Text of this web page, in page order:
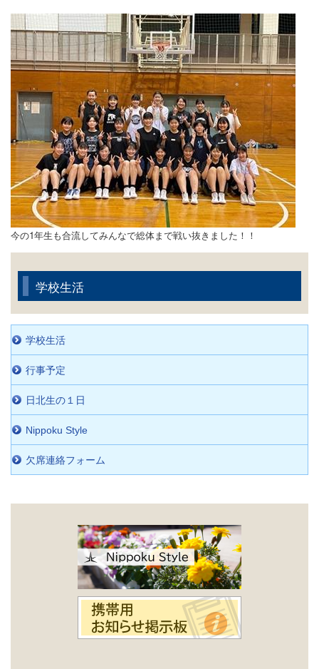
今の1年生も合流してみんなで総体まで戦い抜きました！！
学校生活
学校生活
行事予定
日北生の１日
Nippoku Style
欠席連絡フォーム